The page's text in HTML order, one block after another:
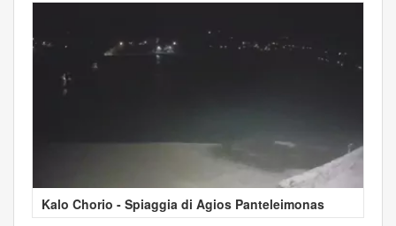
Kalo Chorio - Spiaggia di Agios Panteleimonas